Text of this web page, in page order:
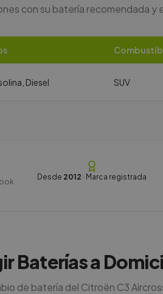
con su batería recomendada y
Diesel SUV
Desde 2012 · Marca registrada
Baterías a
de batería del Citroën C3